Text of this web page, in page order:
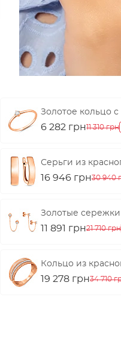
Золотое кольцо с
6 282 грн11 310 грн
Серьги из
16 946 грн30 940
Золотые сережки
11 891 грн21 710 грн
Кольцо из
19 278 грн34 710